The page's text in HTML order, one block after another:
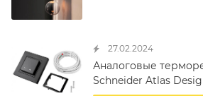
27.02.2024
Аналоговые
Schneider Atlas